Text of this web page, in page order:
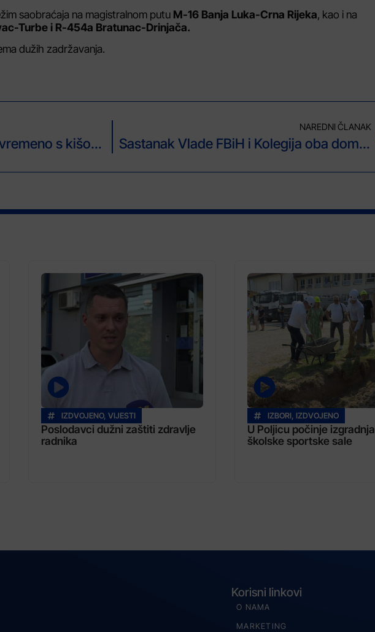
saobraćaja na magistralnom putu M-16 Banja Luka-Crna Rijeka, kao i na
Turbe i R-454a Bratunac-Drinjača.
dužih zadržavanja.
U BiH danas oblačno povremeno s kišom, na planinama snijeg
NAREDNI ČLANAK
Sastanak Vlade FBiH i Kolegija oba doma Parlamenta o budžetu (VIDEO)
IZDVOJENO, VIJESTI
Poslodavci dužni zaštiti zdravlje
radnika
IZBORI IZDVOJENO
U Poljicu počinje izgradnja
školske sportske sale
Korisni linkovi
O NAMA
MARKETING